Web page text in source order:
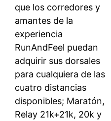
que los corredores y
amantes de la
experiencia
RunAndFeel puedan
adquirir sus dorsales
para cualquiera de las
cuatro distancias
disponibles; Maratón,
Relay 21k+21k, 20k y